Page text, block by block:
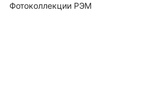
Фотоколлекции РЭМ